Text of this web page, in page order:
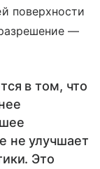
поверхности
—
в том, что
не улучшает
Это